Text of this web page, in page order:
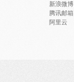
新浪微博
腾讯邮箱
阿里云